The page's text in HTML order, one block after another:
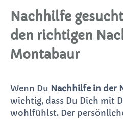
Nachhilfe
den richtigen
Montabaur
Wenn Du Nachhilfe in der
wichtig, dass Du Dich mit
wohlfühlst. Der